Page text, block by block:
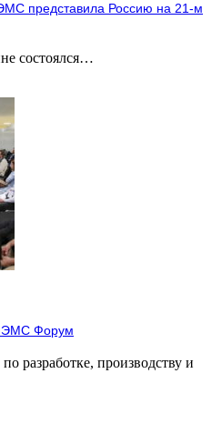
представила Россию на 21-м
состоялся…
Форум
разработке, производству и